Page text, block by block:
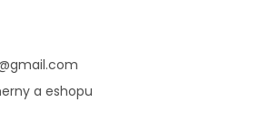
gmail.com
a eshopu